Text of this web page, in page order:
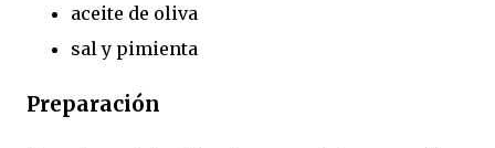
aceite de oliva
sal y pimienta
Preparación